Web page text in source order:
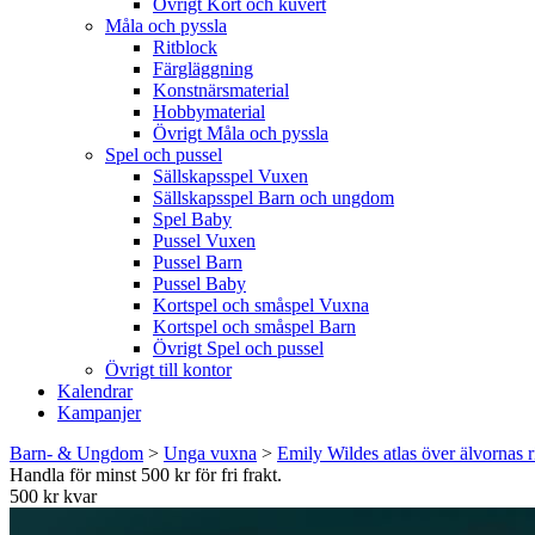
Övrigt Kort och kuvert
Måla och pyssla
Ritblock
Färgläggning
Konstnärsmaterial
Hobbymaterial
Övrigt Måla och pyssla
Spel och pussel
Sällskapsspel Vuxen
Sällskapsspel Barn och ungdom
Spel Baby
Pussel Vuxen
Pussel Barn
Pussel Baby
Kortspel och småspel Vuxna
Kortspel och småspel Barn
Övrigt Spel och pussel
Övrigt till kontor
Kalendrar
Kampanjer
Barn- & Ungdom > Unga vuxna > Emily Wildes atlas över älvornas
Handla för minst 500 kr för fri frakt.
500 kr kvar